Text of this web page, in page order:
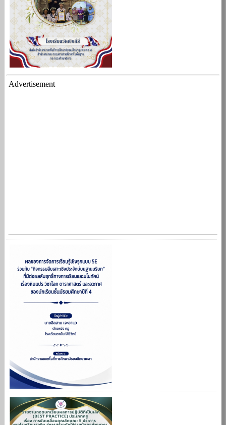
Advertisement